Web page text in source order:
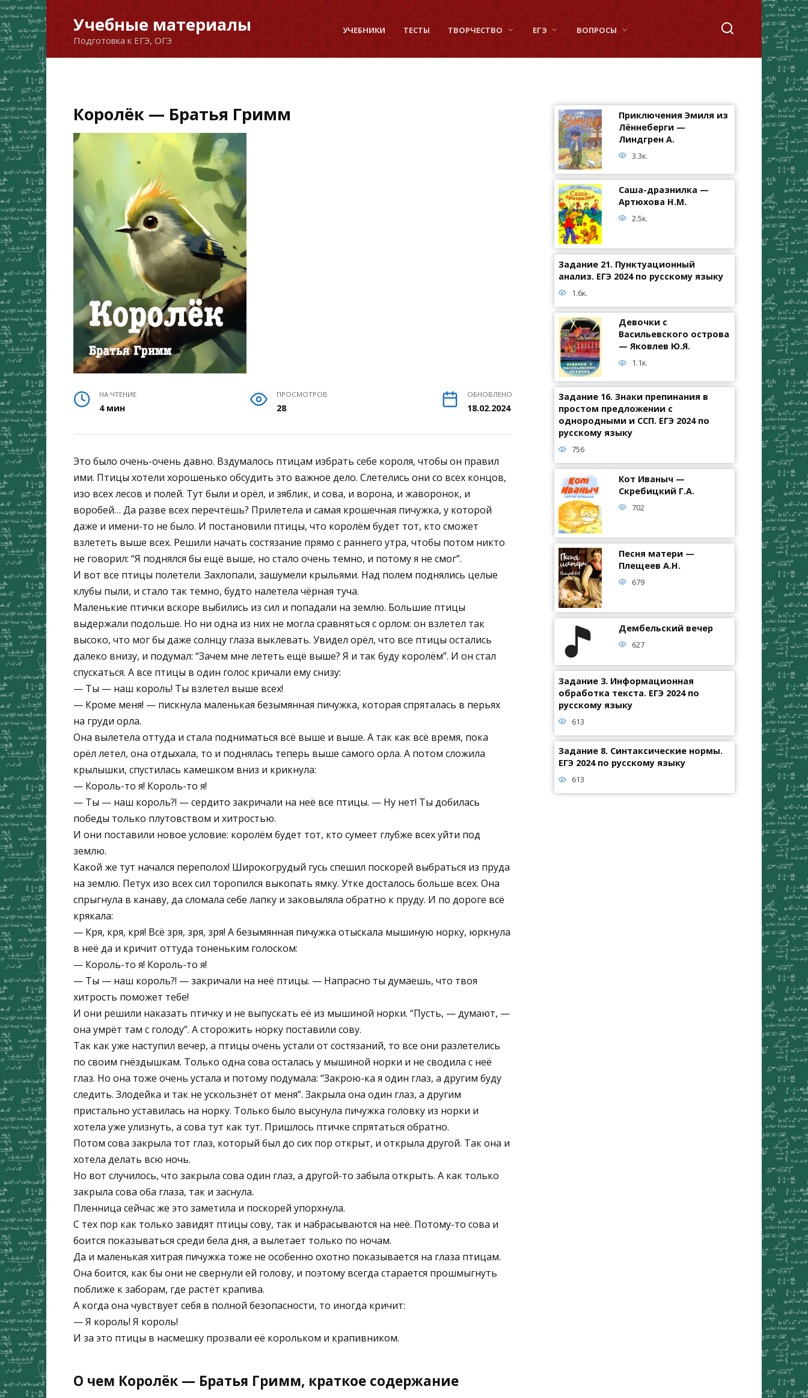
Перейти
к
содержанию
Учебные материалы
Подготовка к ЕГЭ, ОГЭ
УЧЕБНИКИ ТЕСТЫ ТВОРЧЕСТВО ЕГЭ ВОПРОСЫ
Королёк — Братья Гримм
НА ЧТЕНИЕ
4 мин
ПРОСМОТРОВ
28
ОБНОВЛЕНО
18.02.2024
Это было очень-очень давно. Вздумалось птицам избрать себе короля, чтобы он правил
ими. Птицы хотели хорошенько обсудить это важное дело. Слетелись они со всех концов,
изо всех лесов и полей. Тут были и орёл, и зяблик, и сова, и ворона, и жаворонок, и
воробей… Да разве всех перечтёшь? Прилетела и самая крошечная пичужка, у которой
даже и имени-то не было. И постановили птицы, что королём будет тот, кто сможет
взлететь выше всех. Решили начать состязание прямо с раннего утра, чтобы потом никто
не говорил: “Я поднялся бы ещё выше, но стало очень темно, и потому я не смог”.
И вот все птицы полетели. Захлопали, зашумели крыльями. Над полем поднялись целые
клубы пыли, и стало так темно, будто налетела чёрная туча.
Маленькие птички вскоре выбились из сил и попадали на землю. Большие птицы
выдержали подольше. Но ни одна из них не могла сравняться с орлом: он взлетел так
высоко, что мог бы даже солнцу глаза выклевать. Увидел орёл, что все птицы остались
далеко внизу, и подумал: “Зачем мне лететь ещё выше? Я и так буду королём”. И он стал
спускаться. А все птицы в один голос кричали ему снизу:
— Ты — наш король! Ты взлетел выше всех!
— Кроме меня! — пискнула маленькая безымянная пичужка, которая спряталась в перьях
на груди орла.
Она вылетела оттуда и стала подниматься всё выше и выше. А так как всё время, пока
орёл летел, она отдыхала, то и поднялась теперь выше самого орла. А потом сложила
крылышки, спустилась камешком вниз и крикнула:
— Король-то я! Король-то я!
— Ты — наш король?! — сердито закричали на неё все птицы. — Ну нет! Ты добилась
победы только плутовством и хитростью.
И они поставили новое условие: королём будет тот, кто сумеет глубже всех уйти под
землю.
Какой же тут начался переполох! Широкогрудый гусь спешил поскорей выбраться из пруда
на землю. Петух изо всех сил торопился выкопать ямку. Утке досталось больше всех. Она
спрыгнула в канаву, да сломала себе лапку и заковыляла обратно к пруду. И по дороге всё
крякала:
— Кря, кря, кря! Всё зря, зря, зря! А безымянная пичужка отыскала мышиную норку, юркнула
в неё да и кричит оттуда тоненьким голоском:
— Король-то я! Король-то я!
— Ты — наш король?! — закричали на неё птицы. — Напрасно ты думаешь, что твоя
хитрость поможет тебе!
И они решили наказать птичку и не выпускать её из мышиной норки. “Пусть, — думают, —
она умрёт там с голоду”. А сторожить норку поставили сову.
Так как уже наступил вечер, а птицы очень устали от состязаний, то все они разлетелись
по своим гнёздышкам. Только одна сова осталась у мышиной норки и не сводила с неё
глаз. Но она тоже очень устала и потому подумала: “Закрою-ка я один глаз, а другим буду
следить. Злодейка и так не ускользнёт от меня”. Закрыла она один глаз, а другим
пристально уставилась на норку. Только было высунула пичужка головку из норки и
хотела уже улизнуть, а сова тут как тут. Пришлось птичке спрятаться обратно.
Потом сова закрыла тот глаз, который был до сих пор открыт, и открыла другой. Так она и
хотела делать всю ночь.
Но вот случилось, что закрыла сова один глаз, а другой-то забыла открыть. А как только
закрыла сова оба глаза, так и заснула.
Пленница сейчас же это заметила и поскорей упорхнула.
С тех пор как только завидят птицы сову, так и набрасываются на неё. Потому-то сова и
боится показываться среди бела дня, а вылетает только по ночам.
Да и маленькая хитрая пичужка тоже не особенно охотно показывается на глаза птицам.
Она боится, как бы они не свернули ей голову, и поэтому всегда старается прошмыгнуть
поближе к заборам, где растёт крапива.
А когда она чувствует себя в полной безопасности, то иногда кричит:
— Я король! Я король!
И за это птицы в насмешку прозвали её корольком и крапивником.
О чем Королёк — Братья Гримм, краткое содержание
Приключения Эмиля из
Лённеберги —
Линдгрен А.
3.3к.
Саша-дразнилка —
Артюхова Н.М.
2.5к.
Задание 21. Пунктуационный
анализ. ЕГЭ 2024 по русскому языку
1.6к.
Девочки с
Васильевского острова
— Яковлев Ю.Я.
1.1к.
Задание 16. Знаки препинания в
простом предложении с
однородными и ССП. ЕГЭ 2024 по
русскому языку
756
Кот Иваныч —
Скребицкий Г.А.
702
Песня матери —
Плещеев А.Н.
679
Дембельский вечер
627
Задание 3. Информационная
обработка текста. ЕГЭ 2024 по
русскому языку
613
Задание 8. Синтаксические нормы.
ЕГЭ 2024 по русскому языку
613